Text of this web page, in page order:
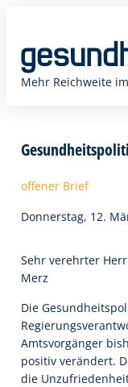
springen
Mehr Reichweite
offener Brief
Donnerstag, 12.
Sehr verehrter
Merz
Die
Amtsvorgänger
positiv verändert.
die